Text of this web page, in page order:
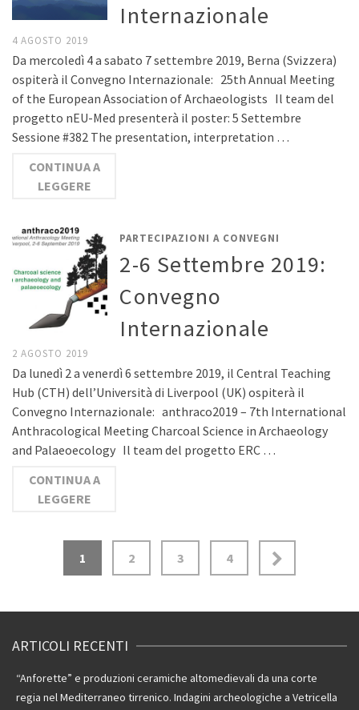
Internazionale
4 AGOSTO 2019
Da mercoledì 4 a sabato 7 settembre 2019, Berna (Svizzera)
ospiterà il Convegno Internazionale: 25th Annual Meeting
of the European Association of Archaeologists Il team del
progetto nEU-Med presenterà il poster: 5 Settembre
Sessione #382 The presentation, interpretation …
CONTINUA A
LEGGERE
PARTECIPAZIONI A CONVEGNI
2-6 Settembre 2019:
Convegno
Internazionale
2 AGOSTO 2019
Da lunedì 2 a venerdì 6 settembre 2019, il Central Teaching
Hub (CTH) dell’Università di Liverpool (UK) ospiterà il
Convegno Internazionale: anthraco2019 – 7th International
Anthracological Meeting Charcoal Science in Archaeology
and Palaeoecology Il team del progetto ERC …
CONTINUA A
LEGGERE
1 2 3 4
ARTICOLI RECENTI
“Anforette” e produzioni ceramiche altomedievali da una corte
regia nel Mediterraneo tirrenico. Indagini archeologiche a Vetricella